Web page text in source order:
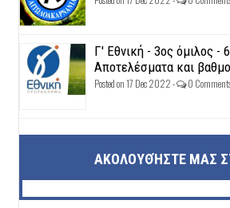
Γ' Εθνική - 3ος όμιλος -
Αποτελέσματα και
Posted on 17 Dec 2022 - 0
ΑΚΟΛΟΥΘΉΣΤΕ ΜΑΣ